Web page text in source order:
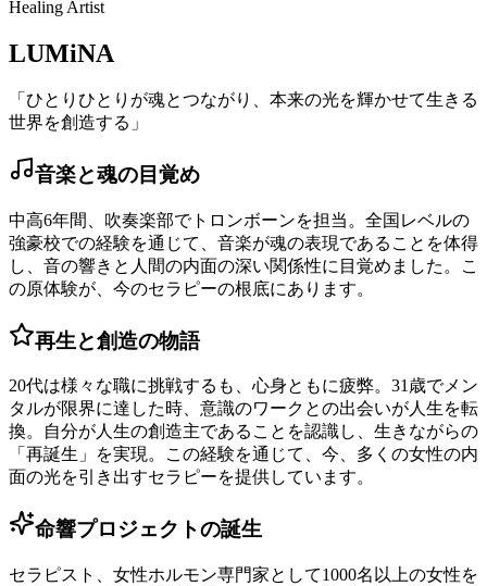
Healing Artist
LUMiNA
「ひとりひとりが魂とつながり、本来の光を輝かせて生きる
世界を創造する」
音楽と魂の目覚め
中高6年間、吹奏楽部でトロンボーンを担当。全国レベルの
強豪校での経験を通じて、音楽が魂の表現であることを体得
し、音の響きと人間の内面の深い関係性に目覚めました。こ
の原体験が、今のセラピーの根底にあります。
再生と創造の物語
20代は様々な職に挑戦するも、心身ともに疲弊。31歳でメン
タルが限界に達した時、意識のワークとの出会いが人生を転
換。自分が人生の創造主であることを認識し、生きながらの
「再誕生」を実現。この経験を通じて、今、多くの女性の内
面の光を引き出すセラピーを提供しています。
命響プロジェクトの誕生
セラピスト、女性ホルモン専門家として1000名以上の女性を